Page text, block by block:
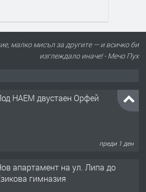
малко мисъл за другите — и всичко би
изглеждало иначе! - Мечо Пух
НАЕМ двустаен Орфей
преди 1 ден
апартамент на ул. Липа до
гимназия